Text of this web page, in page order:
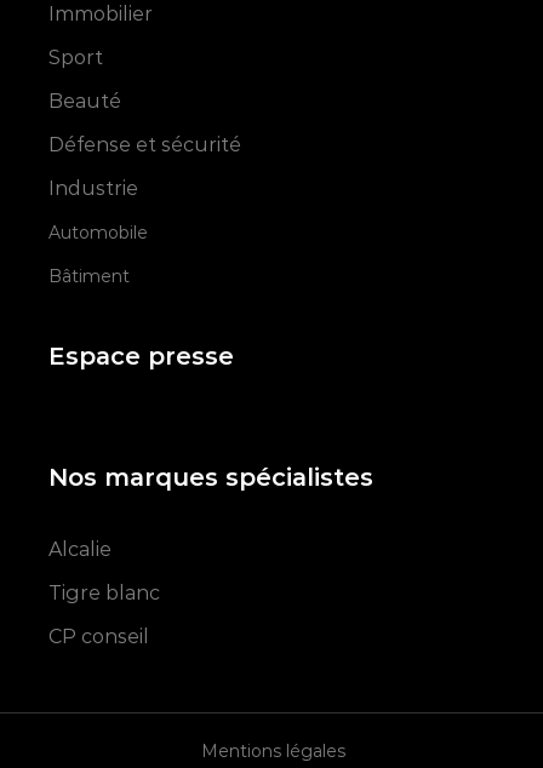
Immobilier
Sport
Beauté
Défense et sécurité
Industrie
Automobile
Bâtiment
Espace presse
Nos marques spécialistes
Alcalie
Tigre blanc
CP conseil
Mentions légales